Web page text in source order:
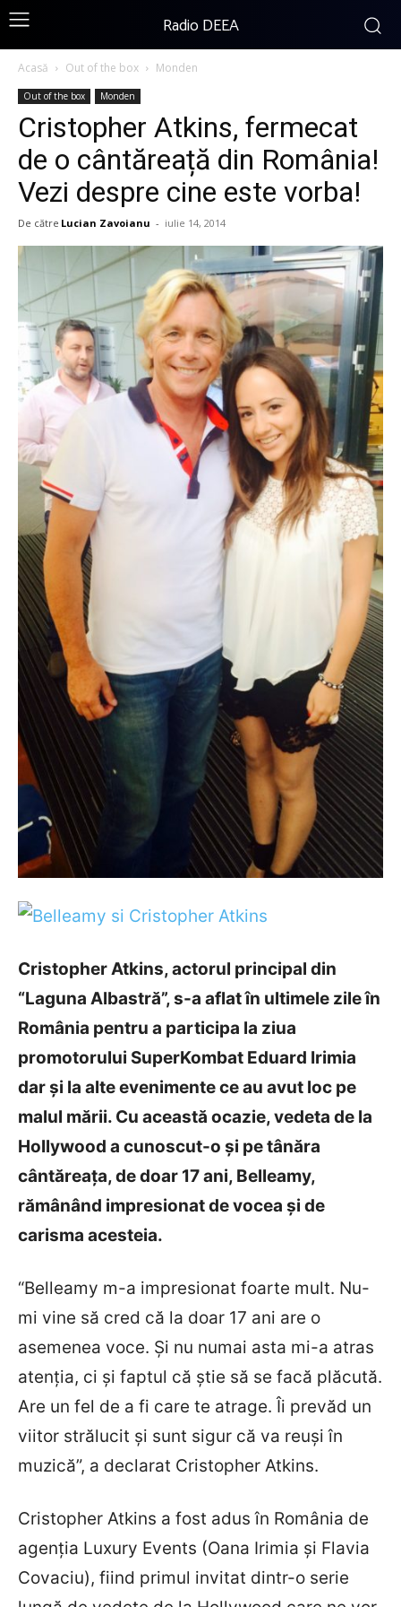
Radio DEEA
Acasă Out of the box Monden
Out of the box Monden
Cristopher Atkins, fermecat
de o cântăreață din România!
Vezi despre cine este vorba!
De către Lucian Zavoianu - iulie 14, 2014
Cristopher Atkins, actorul principal din
“Laguna Albastră”, s-a aflat în ultimele zile în
România pentru a participa la ziua
promotorului SuperKombat Eduard Irimia
dar și la alte evenimente ce au avut loc pe
malul mării. Cu această ocazie, vedeta de la
Hollywood a cunoscut-o și pe tânăra
cântăreața, de doar 17 ani, Belleamy,
rămânând impresionat de vocea și de
carisma acesteia.
“Belleamy m-a impresionat foarte mult. Nu-
mi vine să cred că la doar 17 ani are o
asemenea voce. Și nu numai asta mi-a atras
atenția, ci și faptul că știe să se facă plăcută.
Are un fel de a fi care te atrage. Îi prevăd un
viitor strălucit și sunt sigur că va reuși în
muzică”, a declarat Cristopher Atkins.
Cristopher Atkins a fost adus în România de
agenția Luxury Events (Oana Irimia și Flavia
Covaciu), fiind primul invitat dintr-o serie